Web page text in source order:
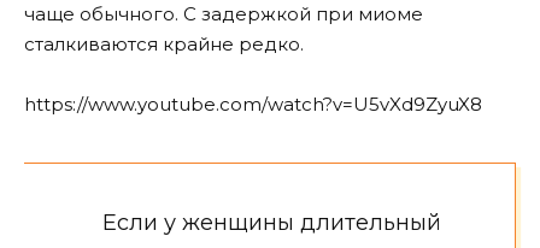
чаще обычного. С задержкой при миоме
сталкиваются крайне редко.
https://www.youtube.com/watch?v=U5vXd9ZyuX8
Если у женщины длительный